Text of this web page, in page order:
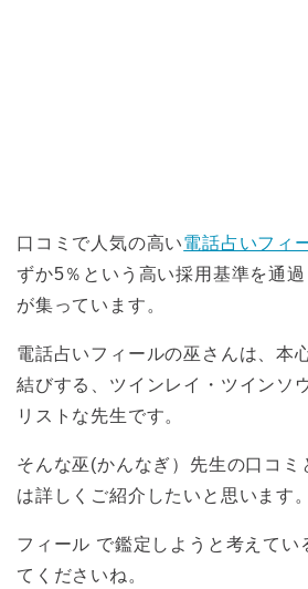
口コミで人気の高い電話占いフィ
ずか5％という高い採用基準を通
が集っています。
電話占いフィールの巫さんは、本
結びする、ツインレイ・ツインソ
リストな先生です。
そんな巫(かんなぎ）先生の口コミ
は詳しくご紹介したいと思います。
フィール で鑑定しようと考えてい
てくださいね。